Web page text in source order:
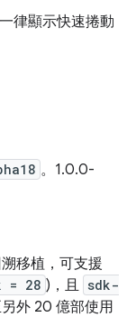
律顯示快速捲動
。1.0.0-
移植，可支援
= 28 )，且 sdk-
外 20 億部使用